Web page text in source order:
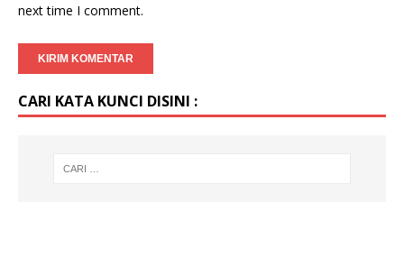
next time I comment.
CARI KATA KUNCI DISINI :